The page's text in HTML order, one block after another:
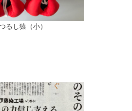
るし猿（小）